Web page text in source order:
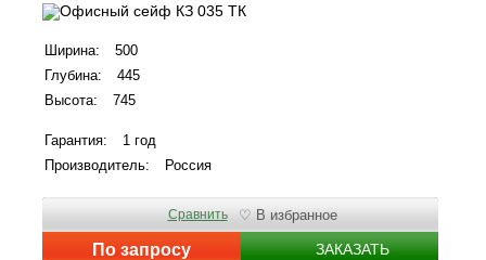
Ширина:
500
Глубина:
445
Высота:
745
Гарантия:
1 год
Производитель:
Россия
По запросу ЗАКАЗАТЬ
Сравнить ♡ В избранное